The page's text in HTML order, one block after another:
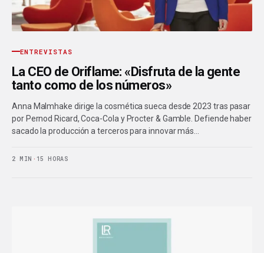
ENTREVISTAS
La CEO de Oriflame: «Disfruta de la gente
tanto como de los números»
Anna Malmhake dirige la cosmética sueca desde 2023 tras pasar
por Pernod Ricard, Coca-Cola y Procter & Gamble. Defiende haber
sacado la producción a terceros para innovar más…
2 MIN · 15 HORAS